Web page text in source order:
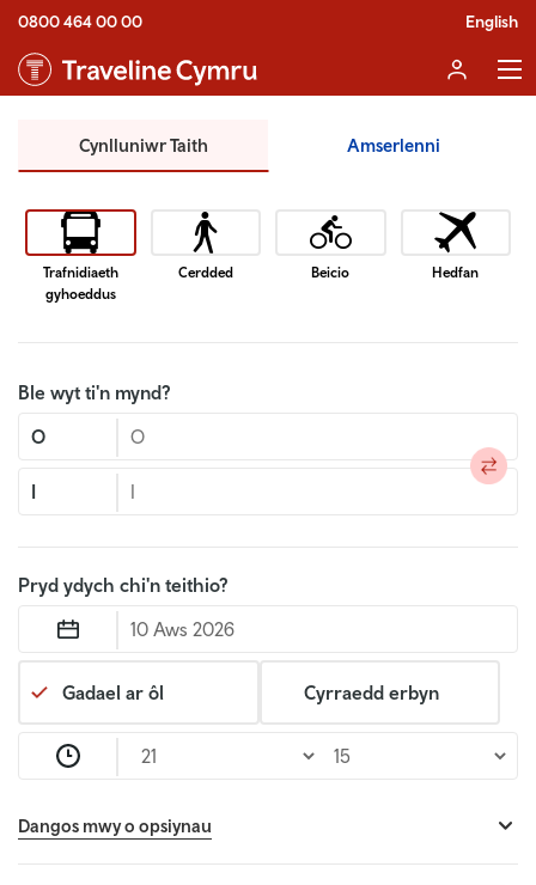
0800 464 00 00 English
ddyfais symudol. Wyddech chi fod gennym ap hefyd?
Ewch i Google Play i’w lawrlwytho’n awr.
Cynlluniwr Taith Amserlenni
Trafnidiaeth
gyhoeddus
Cerdded Beicio Hedfan
Ble wyt ti'n mynd?
O
I
Pryd ydych chi'n teithio?
Gadael ar ôl Cyrraedd erbyn
Dangos mwy o opsiynau >